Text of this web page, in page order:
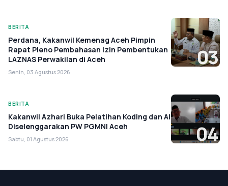
BERITA
Perdana, Kakanwil Kemenag Aceh Pimpin
Rapat Pleno Pembahasan Izin Pembentukan
LAZNAS Perwakilan di Aceh
Senin, 03 Agustus 2026
03
BERITA
Kakanwil Azhari Buka Pelatihan Koding dan AI
Diselenggarakan PW PGMNI Aceh
Sabtu, 01 Agustus 2026 04